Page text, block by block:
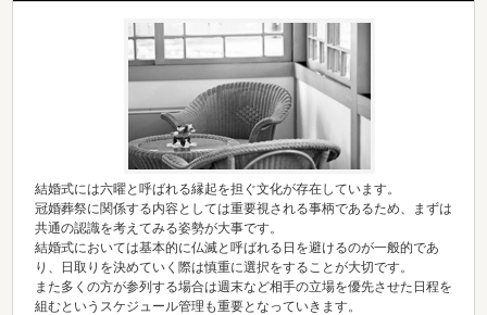
結婚式には六曜と呼ばれる縁起を担ぐ文化が存在しています。
冠婚葬祭に関係する内容としては重要視される事柄であるため、まずは
共通の認識を考えてみる姿勢が大事です。
結婚式においては基本的に仏滅と呼ばれる日を避けるのが一般的であ
り、日取りを決めていく際は慎重に選択をすることが大切です。
また多くの方が参列する場合は週末など相手の立場を優先させた日程を
組むというスケジュール管理も重要となっていきます。